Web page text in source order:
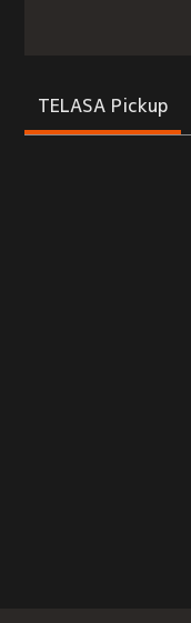
TELASA Pickup